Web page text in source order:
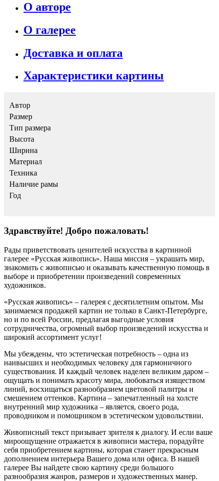
О авторе
О галерее
Доставка и оплата
Характеристики картины
Автор
Размер
Тип размера
Высота
Ширина
Материал
Техника
Наличие рамы
Год
Здравствуйте! Добро пожаловать!
Рады приветствовать ценителей искусства в картинной
галерее «Русская живопись». Наша миссия – украшать мир,
знакомить с живописью и оказывать качественную помощь в
выборе и приобретении произведений современных
художников.
«Русская живопись» – галерея c десятилетним опытом. Мы
занимаемся продажей картин не только в Санкт-Петербурге,
но и по всей России, предлагая выгодные условия
сотрудничества, огромный выбор произведений искусства и
широкий ассортимент услуг!
Мы убеждены, что эстетическая потребность – одна из
наивысших и необходимых человеку для гармоничного
существования. И каждый человек наделен великим даром –
ощущать и понимать красоту мира, любоваться изяществом
линий, восхищаться разнообразием цветовой палитры и
смешением оттенков. Картина – запечатленный на холсте
внутренний мир художника – является, своего рода,
проводником и помощником в эстетическом удовольствии.
Живописный текст призывает зрителя к диалогу. И если ваше
мироощущение отражается в живописи мастера, порадуйте
себя приобретением картины, которая станет прекрасным
дополнением интерьера Вашего дома или офиса. В нашей
галерее Вы найдете свою картину среди большого
разнообразия жанров, размеров и художественных манер.